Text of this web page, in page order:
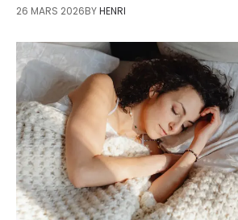
26 MARS 2026BYHENRI